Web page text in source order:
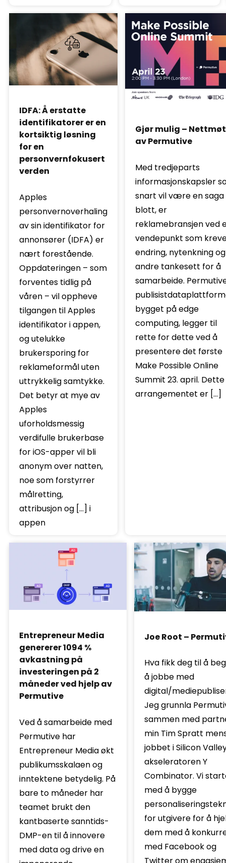
IDFA: Å erstatte
identifikatorer er en
kortsiktig løsning
for en
personvernfokusert
verden
Apples
personvernoverhaling
av sin identifikator for
annonsører (IDFA) er
nært forestående.
Oppdateringen – som
forventes tidlig på
våren – vil oppheve
tilgangen til Apples
identifikator i appen,
og utelukke
brukersporing for
reklameformål uten
uttrykkelig samtykke.
Det betyr at mye av
Apples
uforholdsmessig
verdifulle brukerbase
for iOS-apper vil bli
anonym over natten,
noe som forstyrrer
målretting,
attribusjon og […] i
appen
Gjør mulig –
av Permutive
Med tredjeparts
informasjonskapsler
snart vil være en saga
blott, er
reklamebransjen ved
vendepunkt som
endring, nytenkning og
andre tankesett for å
samarbeide.
bygget på edge
computing, legger til
rette for dette ved å
presentere det første
Make Possible Online
Summit 23. april. Dette
arrangementet er […]
Entrepreneur Media
genererer 1094 %
avkastning på
investeringen på 2
måneder ved hjelp av
Permutive
Ved å samarbeide med
Permutive har
Entrepreneur Media økt
publikumsskalaen og
inntektene betydelig. På
bare to måneder har
teamet brukt den
kantbaserte sanntids-
DMP-en til å innovere
med data og drive en
Joe Root –
Hva fikk deg til å
å jobbe med
digital/
Jeg grunnla
sammen med
min Tim Spratt
jobbet i Silicon
akseleratoren Y
Combinator. Vi
med å bygge
for utgivere for å
dem med å
med Facebook og